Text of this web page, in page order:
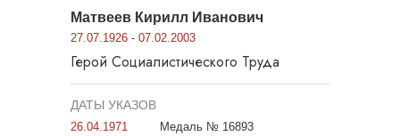
Матвеев Кирилл Иванович
27.07.1926 - 07.02.2003
Герой Социалистического Труда
ДАТЫ УКАЗОВ
26.04.1971
Медаль № 16893